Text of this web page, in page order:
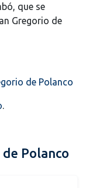
que se
Gregorio de
de Polanco
.
de Polanco